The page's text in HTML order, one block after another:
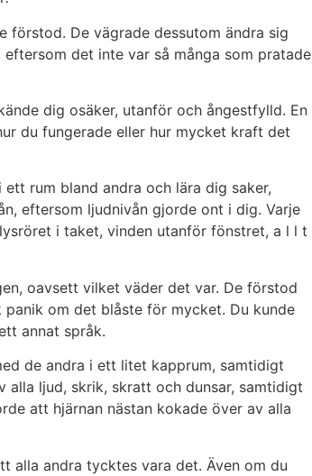
De vägrade dessutom ändra sig
det inte var så många som pratade
dig osäker, utanför och ångestfylld. En
du fungerade eller hur mycket kraft det
rum bland andra och lära dig saker,
eftersom ljudnivån gjorde ont i dig. Varje
i taket, vinden utanför fönstret, a l l t
oavsett vilket väder det var. De förstod
om det blåste för mycket. Du kunde
annat språk.
de andra i ett litet kapprum, samtidigt
alla ljud, skrik, skratt och dunsar, samtidigt
att hjärnan nästan kokade över av alla
alla andra tycktes vara det. Även om du